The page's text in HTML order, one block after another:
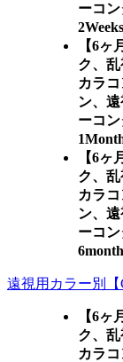
ーコ
【6
ク、
カラ
ン、
ーコ
【6
ク、
カラ
ン、
ーコ
遠視用カラー別【
【6
ク、
カラ